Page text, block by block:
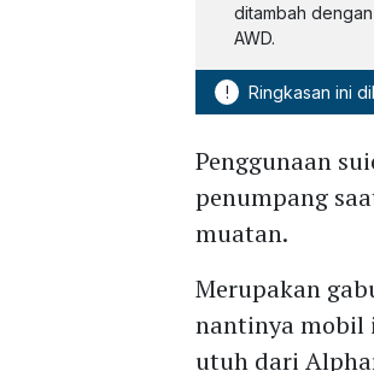
ditambah
AWD.
! Ringkasan ini
Penggunaan
penumpang
muatan.
Merupakan
nantinya mobil
utuh dari